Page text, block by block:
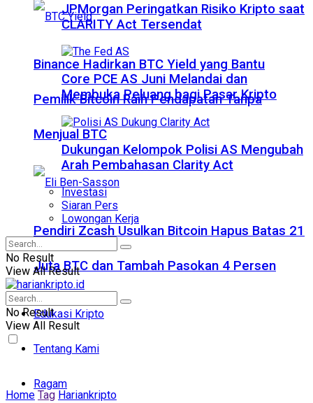
Binance Hadirkan BTC Yield yang Bantu
Pemilik Bitcoin Raih Pendapatan Tanpa
Menjual BTC
Pendiri Zcash Usulkan Bitcoin Hapus Batas 21
Juta BTC dan Tambah Pasokan 4 Persen
Edukasi Kripto
Tentang Kami
Ragam
JPMorgan Peringatkan Risiko Kripto saat
CLARITY Act Tersendat
Core PCE AS Juni Melandai dan
Membuka Peluang bagi Pasar Kripto
Dukungan Kelompok Polisi AS Mengubah
Arah Pembahasan Clarity Act
Investasi
Siaran Pers
Lowongan Kerja
No Result
View All Result
No Result
View All Result
Home Tag Hariankripto